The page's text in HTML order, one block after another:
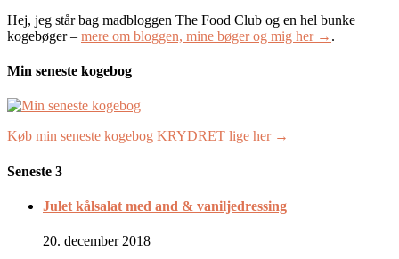
Hej, jeg står bag madbloggen The Food Club og en hel bunke
kogebøger – mere om bloggen, mine bøger og mig her → .
Min seneste kogebog
Køb min seneste kogebog KRYDRET lige her →
Seneste 3
Julet kålsalat med and & vaniljedressing
20. december 2018